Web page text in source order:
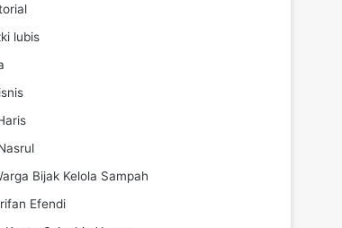
lubis
Bijak Kelola Sampah
Efendi